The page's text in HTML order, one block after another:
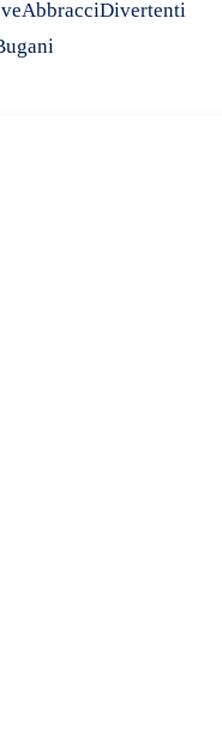
AbbracciDivertenti